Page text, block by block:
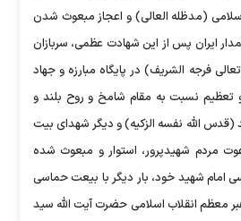
(مدظله العالی) و اعجاز مبعوث شدن
ایران پس از این شهادت عظمی، سربازان
فرجه الشریف) در پایگاه مبارزه و جهاد
و تعظیم نسبت به مقام شامخ و روح بلند و
(قدس الله نفسه الزکیه) و دیگر شهدای بیت
شهیدپرور، استوار و مبعوث شده
امام شهید خود، بار دیگر با بیعت حماسی
معظم انقلاب اسلامی حضرت آیت الله سید